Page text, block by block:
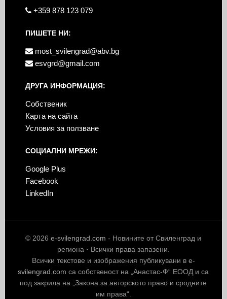
+359 878 123 079
ПИШЕТЕ НИ:
most_svilengrad@abv.bg
esvgrd@gmail.com
ДРУГА ИНФОРМАЦИЯ:
Собственик
Карта на сайта
Условия за ползване
СОЦИАЛНИ МРЕЖИ:
Google Plus
Facebook
LinkedIn
© 2026e-svilengrad.com - Новините от Свиленград и
региона · Всички права запазени.
Всички текстове и изображения публикувани в e-
svilengrad.com са собственост на „Анастас-Ф“ ЕООД и са
под закрила на „Закона за авторското право и сродните
им права“.